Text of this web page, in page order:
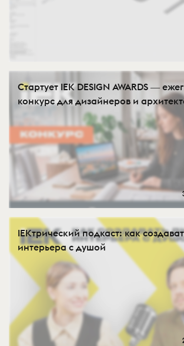
Стартует IEK DESIGN AWARDS ―
конкурс для дизайнеров и
IEKтрический подкаст: как
интерьера с душой